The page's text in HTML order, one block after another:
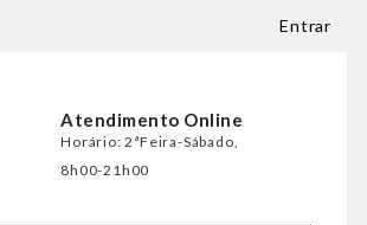
Entrar
Atendimento Online
Horário: 2ªFeira-Sábado,
8h00-21h00